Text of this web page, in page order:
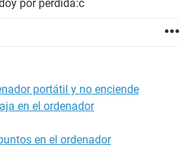
por perdida:c
portátil y no enciende
en el ordenador
en el ordenador